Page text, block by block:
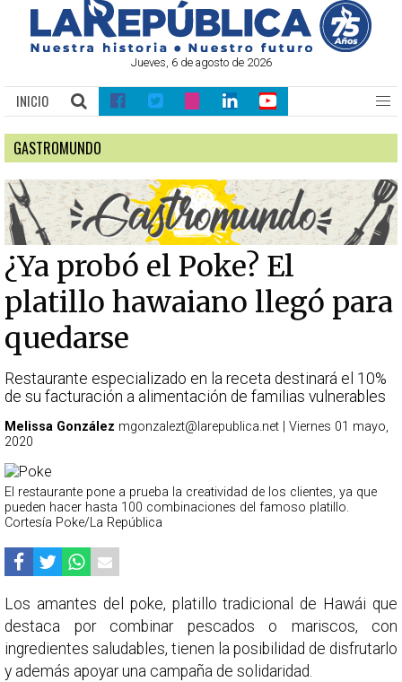
Jueves, 6 de agosto de 2026
INICIO
GASTROMUNDO
¿Ya probó el Poke? El
platillo hawaiano llegó para
quedarse
Restaurante especializado en la receta destinará el 10%
de su facturación a alimentación de familias vulnerables
Melissa González mgonzalezt@larepublica.net | Viernes 01 mayo,
2020
El restaurante pone a prueba la creatividad de los clientes, ya que
pueden hacer hasta 100 combinaciones del famoso platillo.
Cortesía Poke/La República
Los amantes del poke, platillo tradicional de Hawái que
destaca por combinar pescados o mariscos, con
ingredientes saludables, tienen la posibilidad de disfrutarlo
y además apoyar una campaña de solidaridad.